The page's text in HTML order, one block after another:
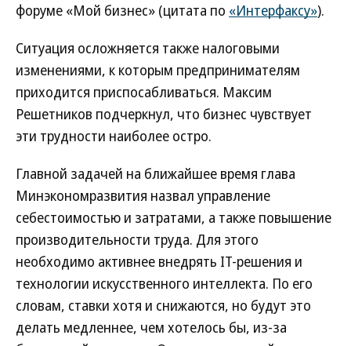
форуме «Мой бизнес» (цитата по «Интерфаксу»).
Ситуация осложняется также налоговыми
изменениями, к которым предпринимателям
приходится приспосабливаться. Максим
Решетников подчеркнул, что бизнес чувствует
эти трудности наиболее остро.
Главной задачей на ближайшее время глава
Минэкономразвития назвал управление
себестоимостью и затратами, а также повышение
производительности труда. Для этого
необходимо активнее внедрять IT-решения и
технологии искусственного интеллекта. По его
словам, ставки хотя и снижаются, но будут это
делать медленнее, чем хотелось бы, из-за